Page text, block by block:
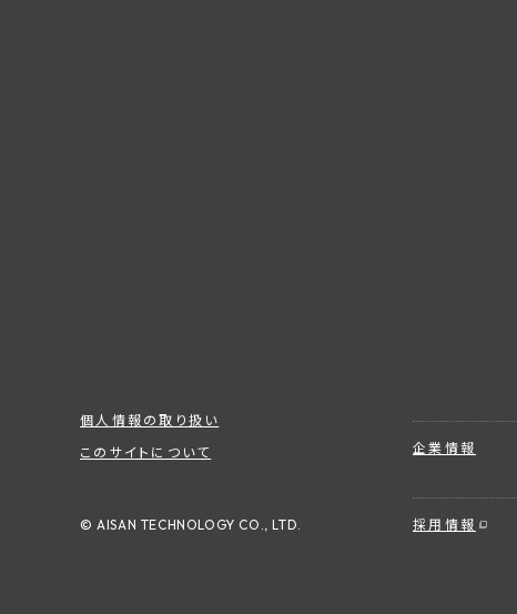
企業情報
採用情報
個人情報の取り扱い
このサイトについて
© AISAN TECHNOLOGY CO., LTD.